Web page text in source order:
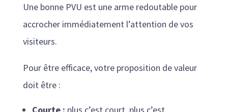
Une bonne PVU est une arme redoutable pour
accrocher immédiatement l’attention de vos
visiteurs.
Pour être efficace, votre proposition de valeur
doit être :
Courte : plus c’est court, plus c’est